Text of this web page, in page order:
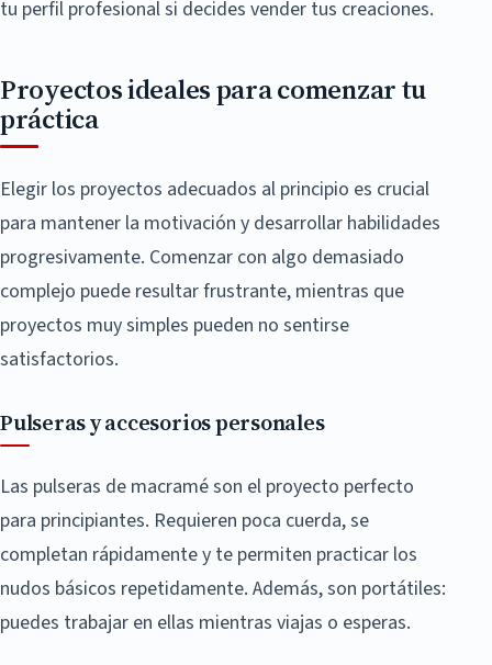
tu perfil profesional si decides vender tus creaciones.
Proyectos ideales para comenzar tu
práctica
Elegir los proyectos adecuados al principio es crucial
para mantener la motivación y desarrollar habilidades
progresivamente. Comenzar con algo demasiado
complejo puede resultar frustrante, mientras que
proyectos muy simples pueden no sentirse
satisfactorios.
Pulseras y accesorios personales
Las pulseras de macramé son el proyecto perfecto
para principiantes. Requieren poca cuerda, se
completan rápidamente y te permiten practicar los
nudos básicos repetidamente. Además, son portátiles:
puedes trabajar en ellas mientras viajas o esperas.